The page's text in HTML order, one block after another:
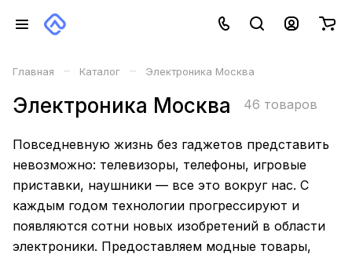
Главная – Каталог – Электроника Москва
Электроника Москва 46 товаров
Повседневную жизнь без гаджетов представить
невозможно: телевизоры, телефоны, игровые
приставки, наушники — все это вокруг нас. С
каждым годом технологии прогрессируют и
появляются сотни новых изобретений в области
электроники. Предоставляем модные товары,